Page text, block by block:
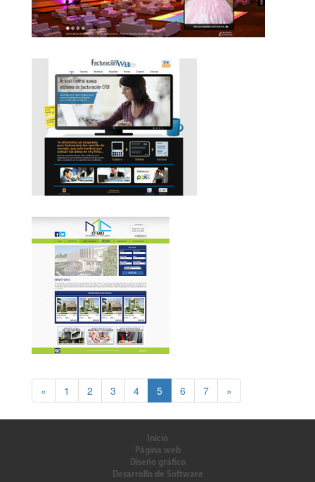
« 1 2 3 4 5 6 7 »
Inicio
Página web
Diseño gráfico
Desarrollo de Software